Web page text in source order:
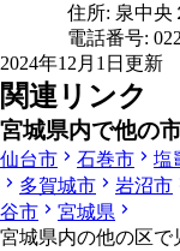
住所: 泉中央
電話番号:
2024年12月1日更新
関連リンク
宮城県内で他の
仙台市 石巻市 塩
多賀城市
岩沼市
谷市
宮城県
宮城県内の他の区で